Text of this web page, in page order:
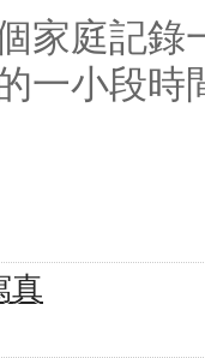
家庭記錄
一小段
真